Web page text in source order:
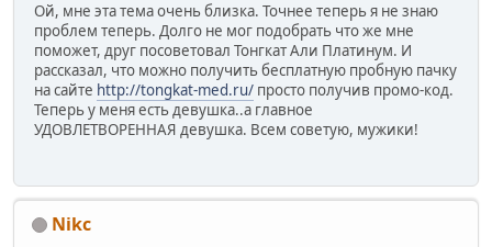
Ой, мне эта тема очень близка. Точнее теперь я не знаю
проблем теперь. Долго не мог подобрать что же мне
поможет, друг посоветовал Тонгкат Али Платинум. И
рассказал, что можно получить бесплатную пробную пачку
на сайте http://tongkat-med.ru/ просто получив промо-код.
Теперь у меня есть девушка..а главное
УДОВЛЕТВОРЕННАЯ девушка. Всем советую, мужики!
Nikc